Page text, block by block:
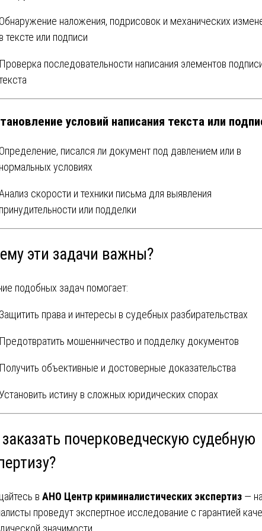
Обнаружение наложения, подрисовок и механических
в тексте или подписи
Проверка последовательности написания элементов
условий написания текста или
Определение, писался ли документ под давлением или в
нормальных условиях
скорости и техники письма для выявления
принудительности или подделки
эти задачи важны?
подобных задач помогает:
Защитить права и интересы в судебных разбирательствах
Предотвратить мошенничество и подделку документов
Получить объективные и достоверные доказательства
истину в сложных юридических спорах
почерковедческую судебную
в АНО Центр криминалистических экспертиз —
проведут экспертное исследование с гарантией
значимости.